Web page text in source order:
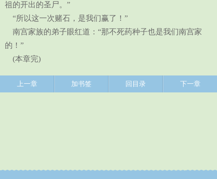
祖的开出的圣尸。”
“所以这一次赌石，是我们赢了！”
南宫家族的弟子眼红道：“那不死药种子也是我们南宫家
的！”
(本章完)
上一章 加书签 回目录 下一章